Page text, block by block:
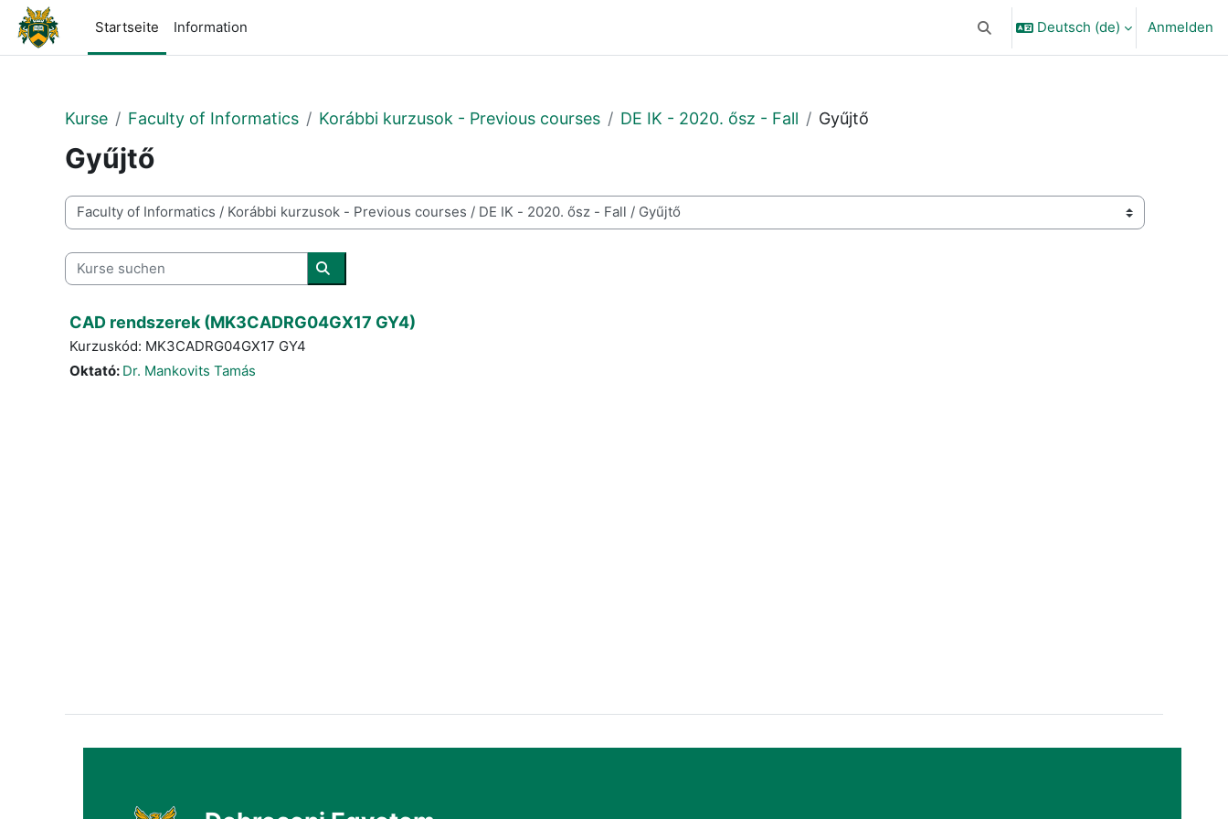
Zum Hauptinhalt
Startseite
Information Sucheingabe umschalten
Deutsch ‎(de)‎ Anmelden
Kurse Faculty of Informatics Korábbi kurzusok - Previous courses DE IK - 2020. ősz - Fall Gyűjtő
Gyűjtő
Kursbereiche
Kurse suchen
Kurse suchen
CAD rendszerek (MK3CADRG04GX17 GY4)
Kurzuskód: MK3CADRG04GX17 GY4
Oktató: Dr. Mankovits Tamás